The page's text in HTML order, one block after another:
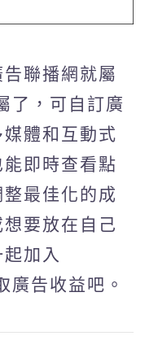
聯播網就屬
了，可自訂廣
體和互動式
即時查看點
最佳化的成
要放在自己
加入
廣告收益吧。